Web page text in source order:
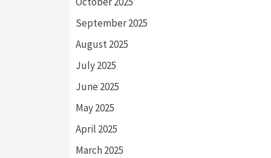
September 2025
August 2025
July 2025
June 2025
May 2025
April 2025
March 2025